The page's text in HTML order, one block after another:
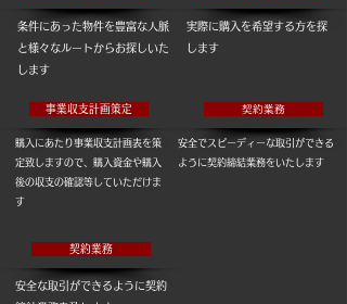
事業収支計画策定
​条件にあった物件を豊富な人脈
と様々なルートからお探しいた
します
​購入にあたり事業収支計画表を策
定致しますので、購入資金や購入
後の収支の確認等していただけま
す
実際に購入を希望する方を探
します
契約業務
安全でスピーディーな取引ができる
ように契約締結業務をいたします
契約業務
​安全な取引ができるように契約